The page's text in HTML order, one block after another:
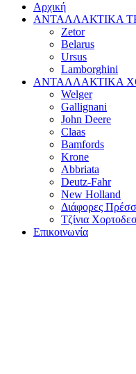
Αρχική
ΑΝΤΑΛΛΑΚΤΙΚΑ
Zetor
Belarus
Ursus
Lamborghini
ΑΝΤΑΛΛΑΚΤΙΚΑ
Welger
Gallignani
John Deere
Claas
Bamfords
Krone
Abbriata
Deutz-Fahr
New Holland
Διάφορες
Τζίνια
Επικοινωνία